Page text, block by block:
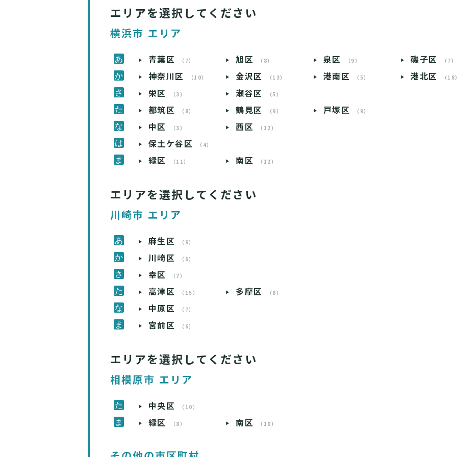
エリアを選択してください
横浜市 エリア
青葉区 （7） 旭区 （8） 泉区 （9） 磯子区 （7）
神奈川区 （10） 金沢区 （13） 港南区 （5） 港北区 （18
栄区 （3） 瀬谷区 （5）
都筑区 （8） 鶴見区 （9） 戸塚区 （9）
中区 （3） 西区 （12）
保土ケ谷区 （4）
緑区 （11） 南区 （12）
エリアを選択してください
川崎市 エリア
麻生区 （9）
川崎区 （6）
幸区 （7）
高津区 （15） 多摩区 （8）
中原区 （7）
宮前区 （6）
エリアを選択してください
相模原市 エリア
中央区 （10）
緑区 （8） 南区 （10）